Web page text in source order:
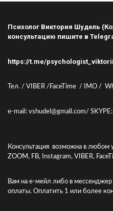
Психолог Виктория Шудель
консультацию пишите в
https://t.me/
Тел. / VIBER /FaceTime / IMO /
e-mail: vshudel@gmall.com/
Консультация возможна в любом
ZOOM, FB, Instagram, VIBER,
Вам на е-мейл либо в
оплаты. Оплатить 1 или более